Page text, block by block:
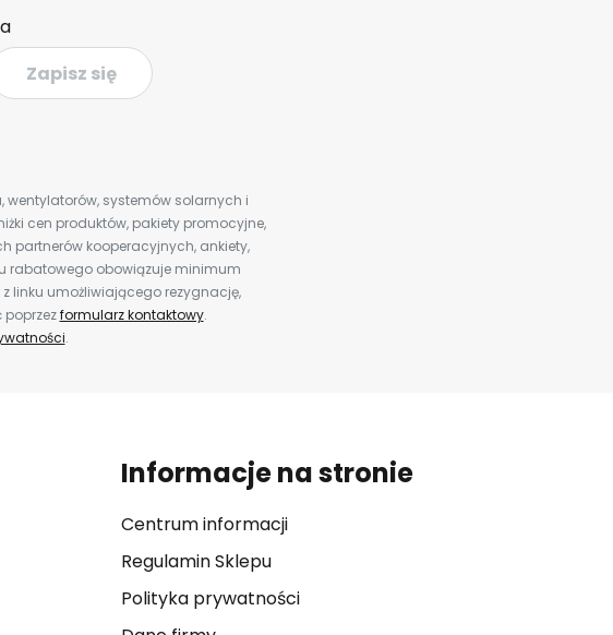
Zapisz się
wentylatorów, systemów solarnych i
cen produktów, pakiety promocyjne,
partnerów kooperacyjnych, ankiety,
rabatowego obowiązuje minimum
linku umożliwiającego rezygnację,
formularz kontaktowy.
.
Informacje na stronie
Centrum informacji
Regulamin Sklepu
Polityka prywatności